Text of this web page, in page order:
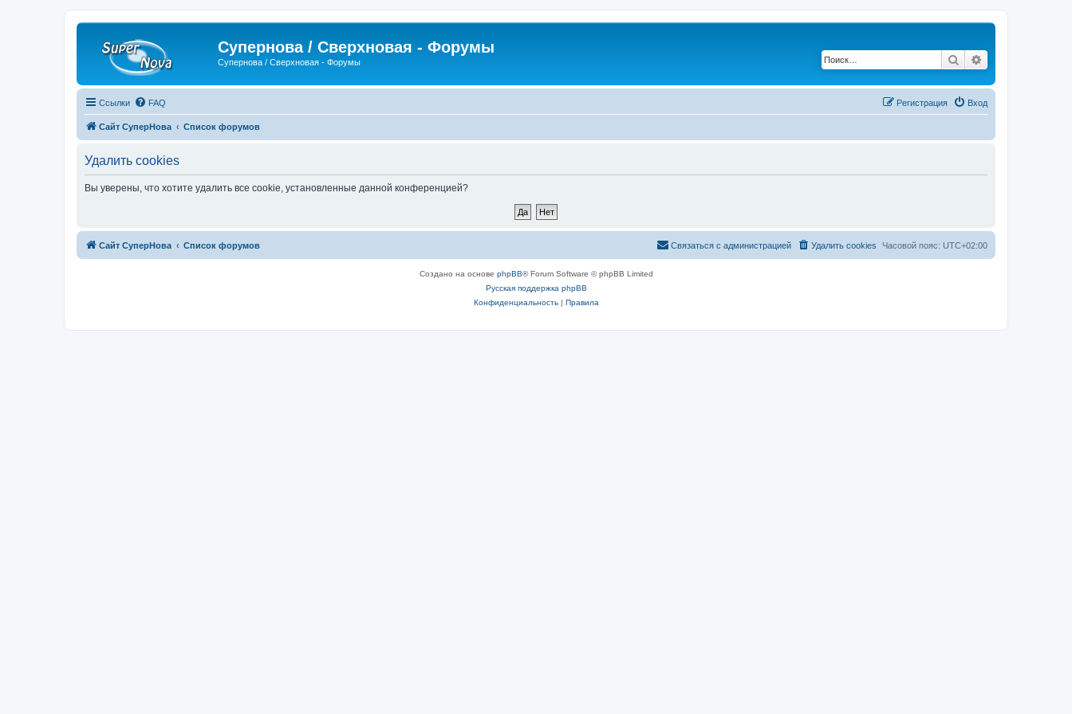
Супернова / Сверхновая - Форумы
Супернова / Сверхновая - Форумы Поиск
Ссылки FAQ Вход
Регистрация
Сайт СуперНова Список форумов
Удалить cookies
Вы уверены, что хотите удалить все cookie, установленные данной конференцией?
Сайт СуперНова Список форумов Часовой пояс: UTC+02:00
Удалить cookies
Связаться с администрацией
Создано на основе phpBB® Forum Software © phpBB Limited
Русская поддержка phpBB
Конфиденциальность| Правила